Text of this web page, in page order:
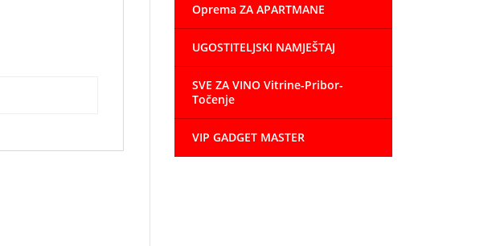
Oprema ZA APARTMANE
UGOSTITELJSKI NAMJEŠTAJ
SVE ZA VINO Vitrine-Pribor-
Točenje
VIP GADGET MASTER